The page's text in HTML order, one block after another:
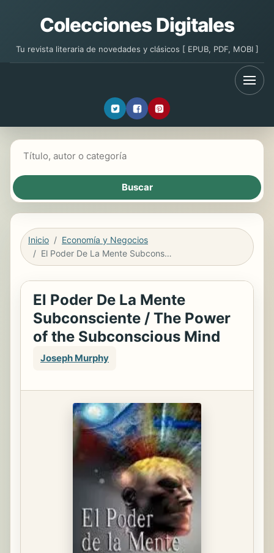
Colecciones Digitales
Tu revista literaria de novedades y clásicos [ EPUB, PDF, MOBI ]
Inicio
Economía y Negocios
El Poder De La Mente Subconsciente / The Power of the Subconscious Mind
El Poder De La Mente
Subconsciente / The Power
of the Subconscious Mind
Joseph Murphy